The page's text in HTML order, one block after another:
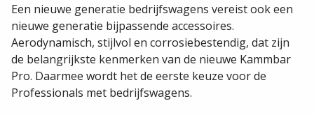
Een nieuwe generatie bedrijfswagens vereist ook een
nieuwe generatie bijpassende accessoires.
Aerodynamisch, stijlvol en corrosiebestendig, dat zijn
de belangrijkste kenmerken van de nieuwe Kammbar
Pro. Daarmee wordt het de eerste keuze voor de
Professionals met bedrijfswagens.